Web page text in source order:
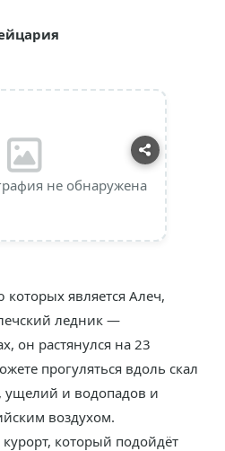
не обнаружена
является Алеч,
ледник —
он растянулся на 23
прогуляться вдоль скал
ущелий и водопадов и
воздухом.
который подойдёт